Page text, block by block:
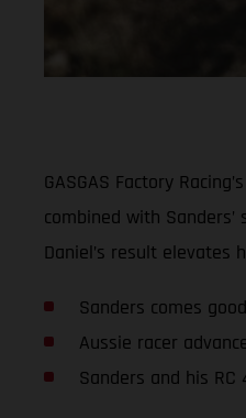
GASGAS Factory
combined with
Daniel’s result
Sanders comes
Aussie racer
Sanders and his